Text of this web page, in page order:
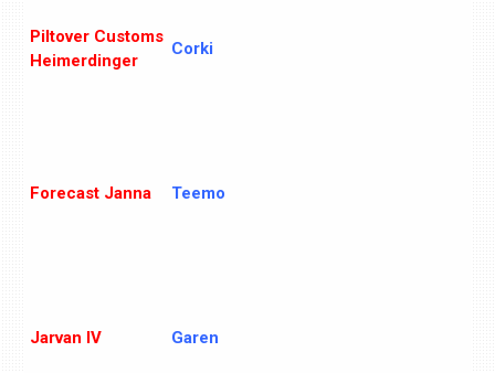
Piltover Customs
Heimerdinger
Corki
Forecast Janna Teemo
Jarvan IV Garen